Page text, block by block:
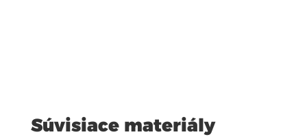
Súvisiace materiály